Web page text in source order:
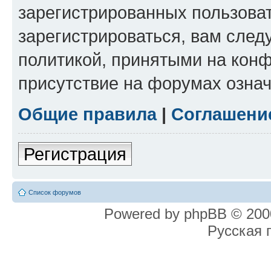
зарегистрированных
зарегистрироваться, вам
политикой, принятыми на
присутствие на форумах
Общие правила|
Регистрация
Список форумов
Powered by phpBB ©
Русская